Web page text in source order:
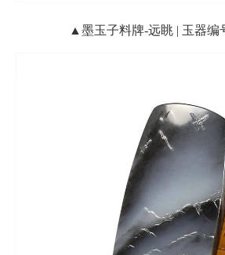
▲墨玉子料牌-远眺 | 玉器编